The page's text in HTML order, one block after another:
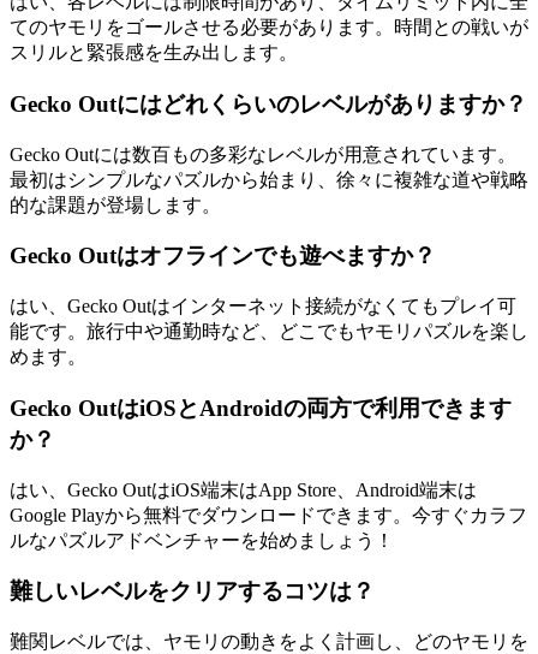
てのヤモリをゴールさせる必要があります。時間との戦いが
スリルと緊張感を生み出します。
Gecko Outにはどれくらいのレベルがありますか？
Gecko Outには数百もの多彩なレベルが用意されています。
最初はシンプルなパズルから始まり、徐々に複雑な道や戦略
的な課題が登場します。
Gecko Outはオフラインでも遊べますか？
はい、Gecko Outはインターネット接続がなくてもプレイ可
能です。旅行中や通勤時など、どこでもヤモリパズルを楽し
めます。
Gecko OutはiOSとAndroidの両方で利用できます
か？
はい、Gecko OutはiOS端末はApp Store、Android端末は
Google Playから無料でダウンロードできます。今すぐカラフ
ルなパズルアドベンチャーを始めましょう！
難しいレベルをクリアするコツは？
難関レベルでは、ヤモリの動きをよく計画し、どのヤモリを